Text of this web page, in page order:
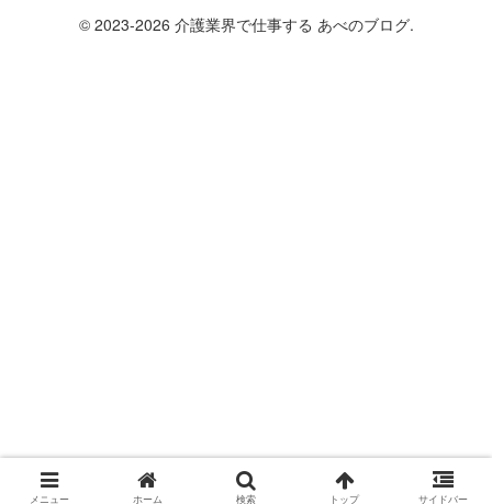
© 2023-2026 介護業界で仕事する あべのブログ.
メニュー ホーム 検索 トップ サイドバー